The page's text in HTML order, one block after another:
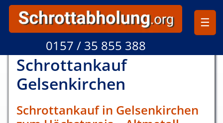
0157 / 35 855 388
Schrottankauf
Gelsen­kirchen
Schrottankauf in Gelsenkirchen
☰